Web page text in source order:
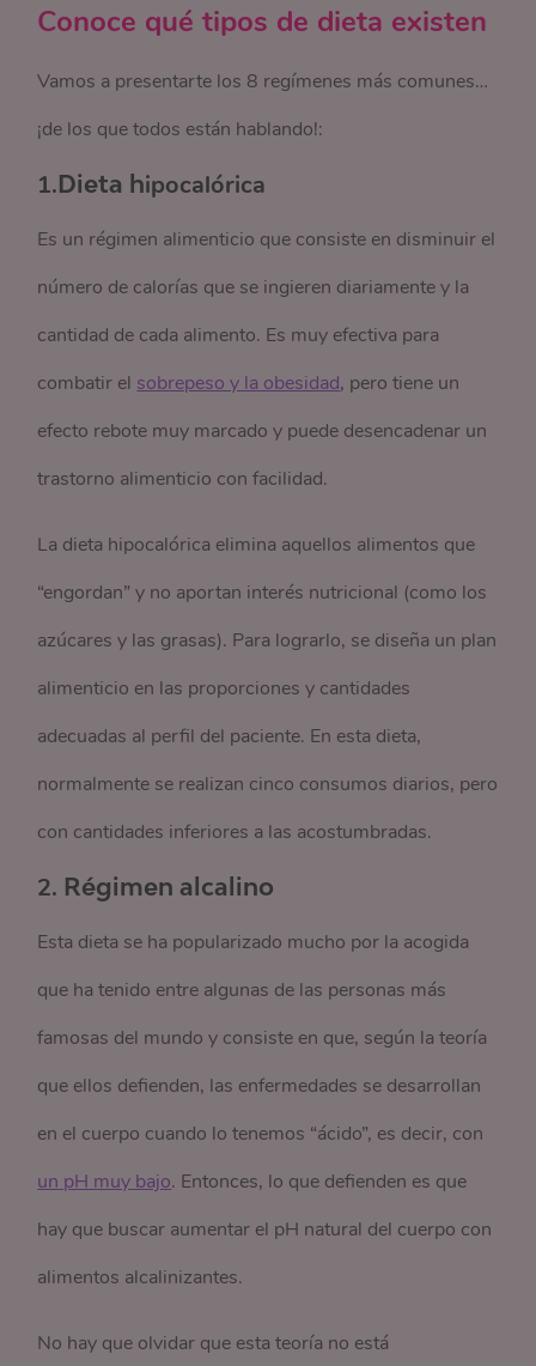
Conoce qué tipos de dieta existen
Vamos a presentarte los 8 regímenes más comunes…
¡de los que todos están hablando!:
1.Dieta hipocalórica
Es un régimen alimenticio que consiste en disminuir el
número de calorías que se ingieren diariamente y la
cantidad de cada alimento. Es muy efectiva para
combatir el sobrepeso y la obesidad, pero tiene un
efecto rebote muy marcado y puede desencadenar un
trastorno alimenticio con facilidad.
La dieta hipocalórica elimina aquellos alimentos que
“engordan” y no aportan interés nutricional (como los
azúcares y las grasas). Para lograrlo, se diseña un plan
alimenticio en las proporciones y cantidades
adecuadas al perfil del paciente. En esta dieta,
normalmente se realizan cinco consumos diarios, pero
con cantidades inferiores a las acostumbradas.
2. Régimen alcalino
Esta dieta se ha popularizado mucho por la acogida
que ha tenido entre algunas de las personas más
famosas del mundo y consiste en que, según la teoría
que ellos defienden, las enfermedades se desarrollan
en el cuerpo cuando lo tenemos “ácido”, es decir, con
un pH muy bajo. Entonces, lo que defienden es que
hay que buscar aumentar el pH natural del cuerpo con
alimentos alcalinizantes.
No hay que olvidar que esta teoría no está